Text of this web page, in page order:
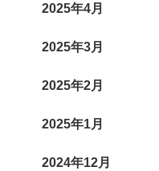
2025年4月
2025年3月
2025年2月
2025年1月
2024年12月